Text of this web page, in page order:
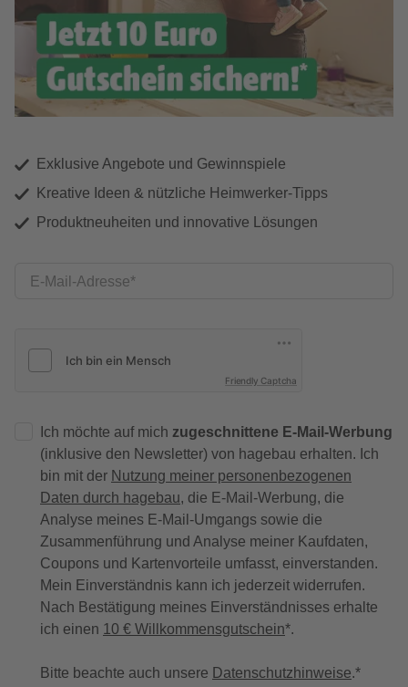
Exklusive Angebote und Gewinnspiele
Kreative Ideen & nützliche Heimwerker-Tipps
Produktneuheiten und innovative Lösungen
E-Mail-Adresse
Friendly Captcha
Ich möchte auf mich zugeschnittene E-Mail-Werbung
(inklusive den Newsletter) von hagebau erhalten. Ich
bin mit der Nutzung meiner personenbezogenen
Daten durch hagebau, die E-Mail-Werbung, die
Analyse meines E-Mail-Umgangs sowie die
Zusammenführung und Analyse meiner Kaufdaten,
Coupons und Kartenvorteile umfasst, einverstanden.
Mein Einverständnis kann ich jederzeit widerrufen.
Nach Bestätigung meines Einverständnisses erhalte
ich einen 10 € Willkommensgutschein*.
Bitte beachte auch unsere Datenschutzhinweise.